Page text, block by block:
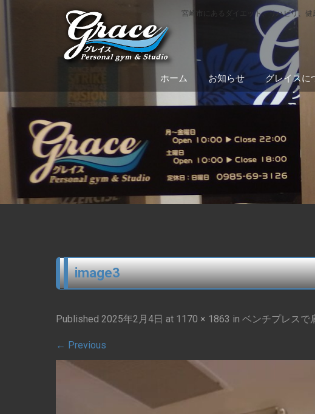
宮崎市にあるダイエット、リハビリ、
ホーム お知らせ グレイスに
image3
Published 2025年2月4日 at 1170 × 1863 in ベンチプレスで
← Previous